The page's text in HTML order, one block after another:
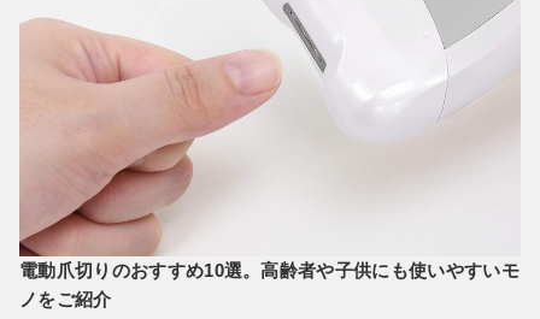
電動爪切りのおすすめ10選。高齢者や子供にも使いやすいモ
ノをご紹介